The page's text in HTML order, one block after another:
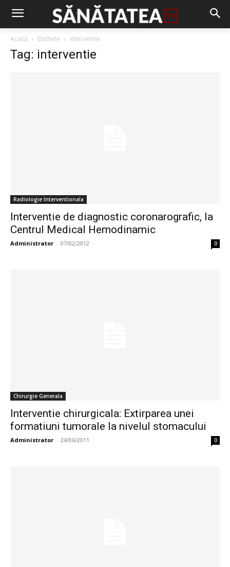
Acasă Etichete Interventie
Tag: interventie
Radiologie Interventionala
Interventie de diagnostic coronarografic, la
Centrul Medical Hemodinamic
Administrator - 07/02/2012 0
Chirurgie Generala
Interventie chirurgicala: Extirparea unei
formatiuni tumorale la nivelul stomacului
Administrator - 24/06/2011 0